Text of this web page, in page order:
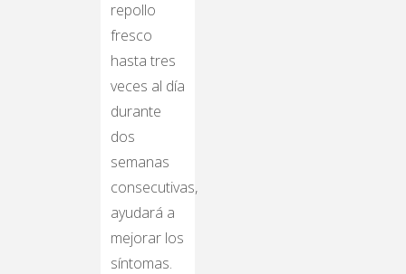
repollo
fresco
hasta tres
veces al día
durante
dos
semanas
consecutivas,
ayudará a
mejorar los
síntomas.